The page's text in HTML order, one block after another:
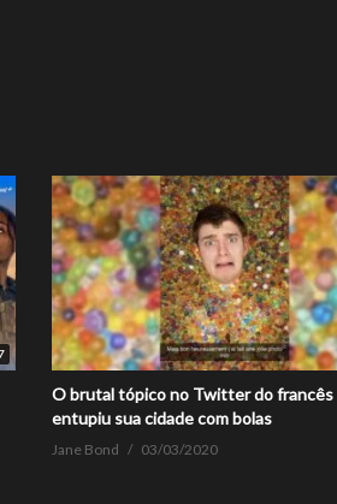
O brutal tópico no Twitter do francês
entupiu sua cidade com bolas
Jane Bond 03/03/2020